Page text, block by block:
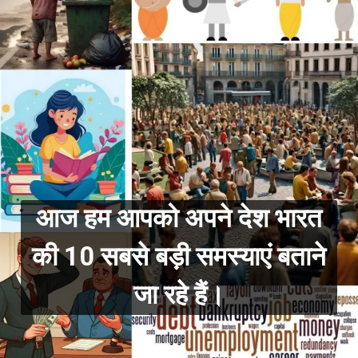
आज हम आपको अपने देश भारत
की 10 सबसे बड़ी समस्याएं बताने
जा रहे हैं।